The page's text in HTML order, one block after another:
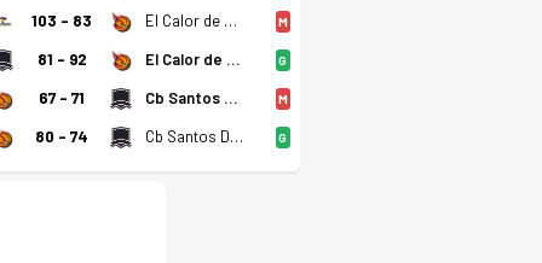
103 - 83 El Calor de Cancun (K) M
81 - 92 El Calor de Cancun (K) G
67 - 71 Cb Santos Del Potosi (K) M
80 - 74 Cb Santos Del Potosi (K) G